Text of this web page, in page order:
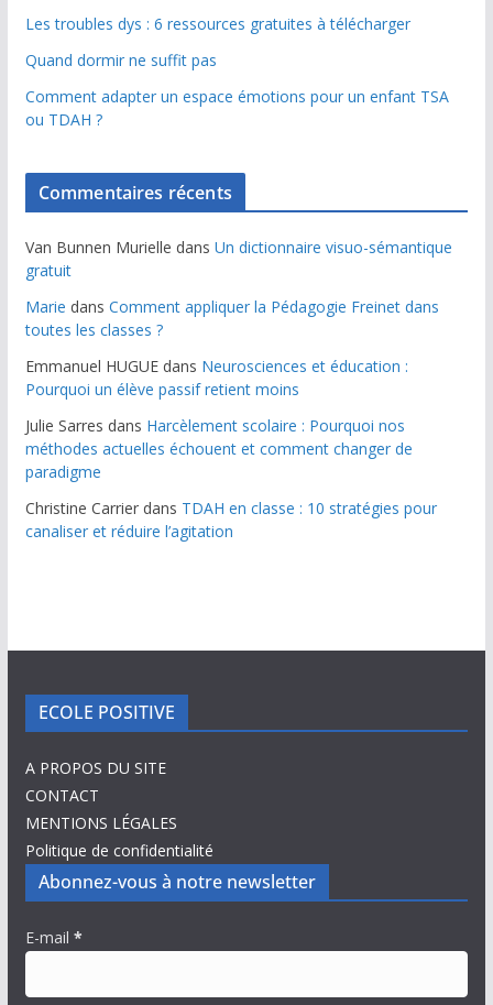
Les troubles dys : 6 ressources gratuites à télécharger
Quand dormir ne suffit pas
Comment adapter un espace émotions pour un enfant TSA
ou TDAH ?
Commentaires récents
Van Bunnen Murielle dans Un dictionnaire visuo-sémantique
gratuit
Marie dans Comment appliquer la Pédagogie Freinet dans
toutes les classes ?
Emmanuel HUGUEdans Neurosciences et éducation :
Pourquoi un élève passif retient moins
Julie Sarres dans Harcèlement scolaire : Pourquoi nos
méthodes actuelles échouent et comment changer de
paradigme
Christine Carrierdans TDAH en classe : 10 stratégies pour
canaliser et réduire l’agitation
ECOLE POSITIVE
A PROPOS DU SITE
CONTACT
MENTIONS LÉGALES
Politique de confidentialité
Abonnez-vous à notre newsletter
E-mail *